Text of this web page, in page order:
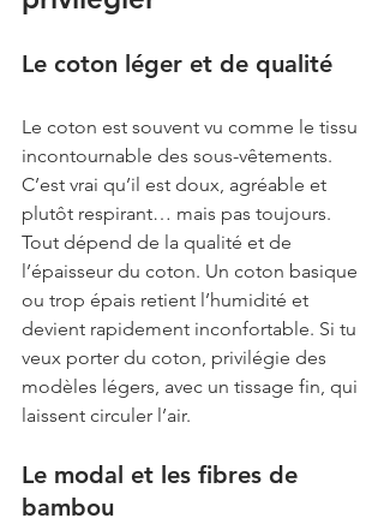
Le coton léger et de qualité
Le coton est souvent vu comme le tissu
incontournable des sous-vêtements.
C’est vrai qu’il est doux, agréable et
plutôt respirant… mais pas toujours.
Tout dépend de la qualité et de
l’épaisseur du coton. Un coton basique
ou trop épais retient l’humidité et
devient rapidement inconfortable. Si tu
veux porter du coton, privilégie des
modèles légers, avec un tissage fin, qui
laissent circuler l’air.
Le modal et les fibres de
bambou